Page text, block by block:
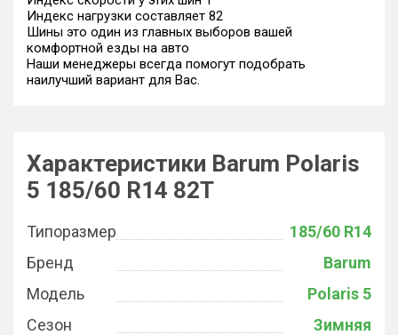
Индекс нагрузки составляет 82
Шины это один из главных выборов вашей
комфортной езды на авто
Наши менеджеры всегда помогут подобрать
наилучший вариант для Вас.
Характеристики Barum Polaris
5 185/60 R14 82T
Типоразмер
185/60 R14
Бренд
Barum
Модель
Polaris 5
Сезон
Зимняя